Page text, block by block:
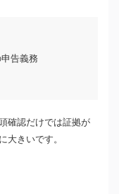
告義務
確認だけでは証拠が
大きいです。